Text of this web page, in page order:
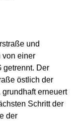
und
von einer
getrennt. Der
östlich der
erneuert
Schritt der
der